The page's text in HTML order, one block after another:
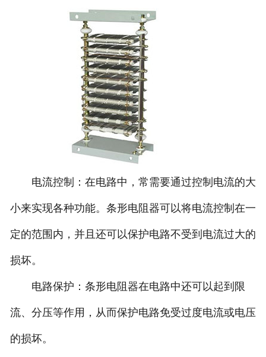
电流控制：在电路中，常需要通过控制电流的大
小来实现各种功能。条形电阻器可以将电流控制在一
定的范围内，并且还可以保护电路不受到电流过大的
损坏。
电路保护：条形电阻器在电路中还可以起到限
流、分压等作用，从而保护电路免受过度电流或电压
的损坏。